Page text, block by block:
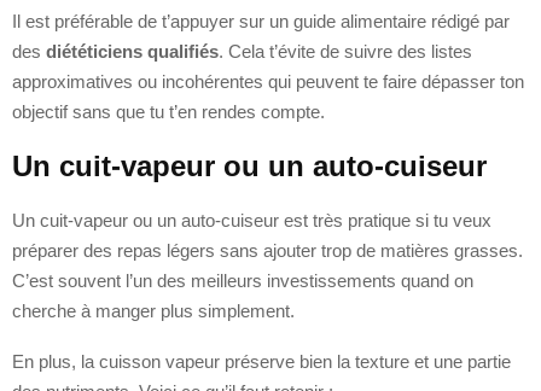
Il est préférable de t’appuyer sur un guide alimentaire rédigé par
des diététiciens qualifiés. Cela t’évite de suivre des listes
approximatives ou incohérentes qui peuvent te faire dépasser ton
objectif sans que tu t’en rendes compte.
Un cuit-vapeur ou un auto-cuiseur
Un cuit-vapeur ou un auto-cuiseur est très pratique si tu veux
préparer des repas légers sans ajouter trop de matières grasses.
C’est souvent l’un des meilleurs investissements quand on
cherche à manger plus simplement.
En plus, la cuisson vapeur préserve bien la texture et une partie